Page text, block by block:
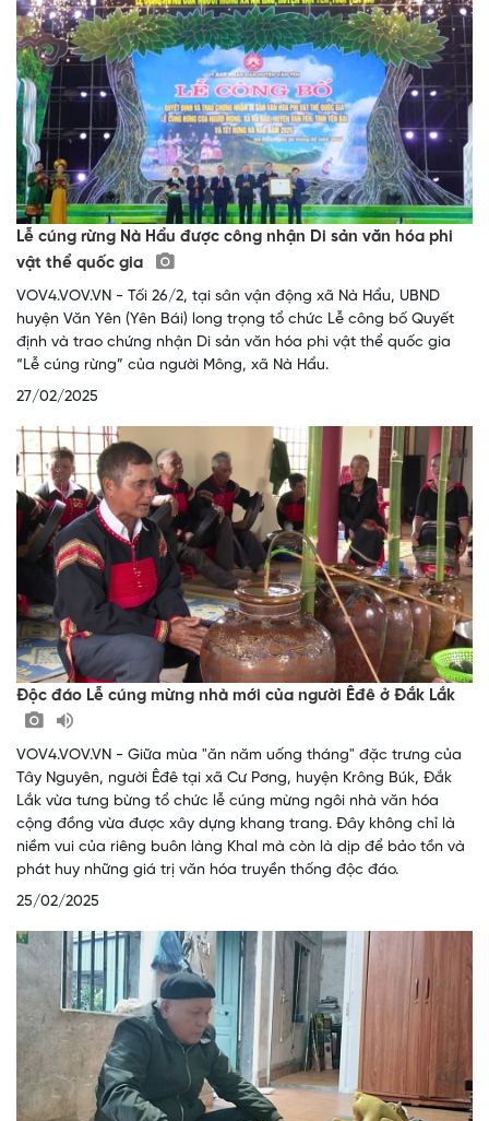
Lễ cúng rừng Nà Hẩu được công nhận Di sản văn hóa phi
vật thể quốc gia
VOV4.VOV.VN - Tối 26/2, tại sân vận động xã Nà Hẩu, UBND
huyện Văn Yên (Yên Bái) long trọng tổ chức Lễ công bố Quyết
định và trao chứng nhận Di sản văn hóa phi vật thể quốc gia
“Lễ cúng rừng” của người Mông, xã Nà Hẩu.
27/02/2025
Độc đáo Lễ cúng mừng nhà mới của người Êđê ở Đắk Lắk
VOV4.VOV.VN - Giữa mùa "ăn năm uống tháng" đặc trưng của
Tây Nguyên, người Êđê tại xã Cư Pơng, huyện Krông Búk, Đắk
Lắk vừa tưng bừng tổ chức lễ cúng mừng ngôi nhà văn hóa
cộng đồng vừa được xây dựng khang trang. Đây không chỉ là
niềm vui của riêng buôn làng Khal mà còn là dịp để bảo tồn và
phát huy những giá trị văn hóa truyền thống độc đáo.
25/02/2025